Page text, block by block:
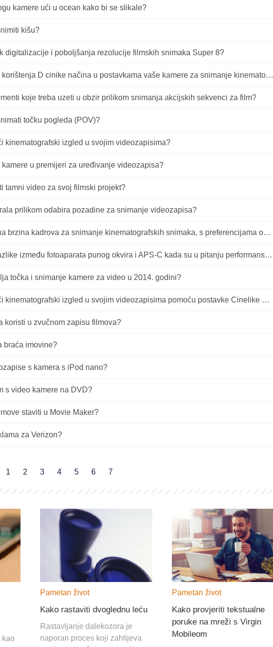
kamere ući u ocean kako bi se slikale?
kišu?
digitalizacije i poboljšanja rezolucije filmskih snimaka Super 8?
Koje su prednosti korištenja D cinike načina u postavkama vaše kamere za snimanje kinematografskih snimaka?
koje treba uzeti u obzir prilikom snimanja akcijskih sekvenci za film?
točku pogleda (POV)?
kinematografski izgled u svojim videozapisima?
kamere u premijeri za uređivanje videozapisa?
tamni video za svoj filmski projekt?
prilikom odabira pozadine za snimanje videozapisa?
Kolika je optimalna brzina kadrova za snimanje kinematografskih snimaka, s preferencijama od 23,976 okvira u sekundi?
Koje su ključne razlike između fotoaparata punog okvira i APS-C kada su u pitanju performanse kvalitete videozapisa?
točka i snimanje kamere za video u 2014. godini?
Kako mogu postići kinematografski izgled u svojim videozapisima pomoću postavke Cinelike D na kameri?
koristi u zvučnom zapisu filmova?
braća imovine?
s kamera s iPod nano?
s video kamere na DVD?
staviti u Movie Maker?
za Verizon?
1 2 3 4 5 6 7
kao
Pametan život
Kako rastaviti dvoglednu leću
Rastavljanje dalekozora je
naporan proces koji zahtijeva
Pametan život
Kako provjeriti tekstualne
poruke na mreži s Virgin
Mobileom